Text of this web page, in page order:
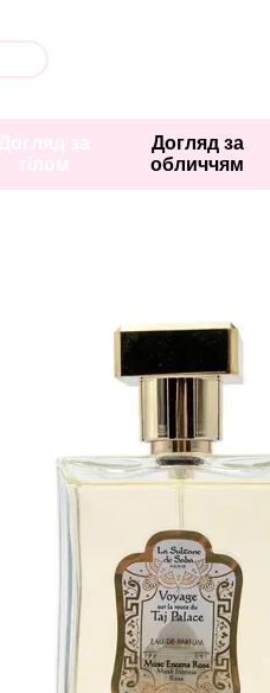
Догляд за
обличчям